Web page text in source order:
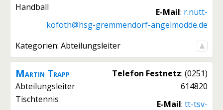
Handball
E-Mail: r.nutt-
kofoth@hsg-gremmendorf-angelmodde.de
Kategorien: Abteilungsleiter
Martin Trapp
Abteilungsleiter
Tischtennis
Telefon Festnetz: (0251)
614820
E-Mail: tt-tsv-